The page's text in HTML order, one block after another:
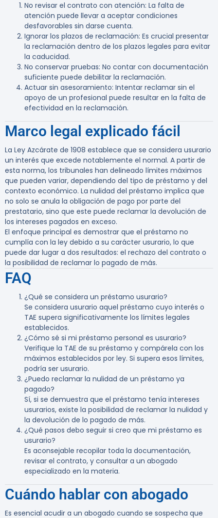
No revisar el contrato con atención: La falta de
atención puede llevar a aceptar condiciones
desfavorables sin darse cuenta.
Ignorar los plazos de reclamación: Es crucial presentar
la reclamación dentro de los plazos legales para evitar
la caducidad.
No conservar pruebas: No contar con documentación
suficiente puede debilitar la reclamación.
Actuar sin asesoramiento: Intentar reclamar sin el
apoyo de un profesional puede resultar en la falta de
efectividad en la reclamación.
Marco legal explicado fácil
La Ley Azcárate de 1908 establece que se considera usurario
un interés que excede notablemente el normal. A partir de
esta norma, los tribunales han delineado límites máximos
que pueden variar, dependiendo del tipo de préstamo y del
contexto económico. La nulidad del préstamo implica que
no solo se anula la obligación de pago por parte del
prestatario, sino que este puede reclamar la devolución de
los intereses pagados en exceso.
El enfoque principal es demostrar que el préstamo no
cumplía con la ley debido a su carácter usurario, lo que
puede dar lugar a dos resultados: el rechazo del contrato o
la posibilidad de reclamar lo pagado de más.
FAQ
¿Qué se considera un préstamo usurario?
Se considera usurario aquel préstamo cuyo interés o
TAE supera significativamente los límites legales
establecidos.
¿Cómo sé si mi préstamo personal es usurario?
Verifique la TAE de su préstamo y compárela con los
máximos establecidos por ley. Si supera esos límites,
podría ser usurario.
¿Puedo reclamar la nulidad de un préstamo ya
pagado?
Sí, si se demuestra que el préstamo tenía intereses
usurarios, existe la posibilidad de reclamar la nulidad y
la devolución de lo pagado de más.
¿Qué pasos debo seguir si creo que mi préstamo es
usurario?
Es aconsejable recopilar toda la documentación,
revisar el contrato, y consultar a un abogado
especializado en la materia.
Cuándo hablar con abogado
Es esencial acudir a un abogado cuando se sospecha que